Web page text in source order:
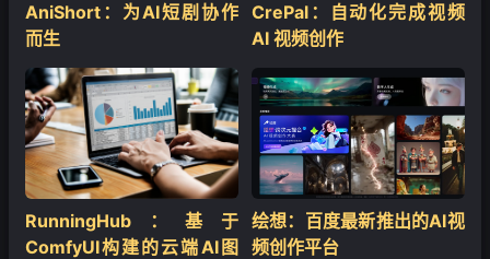
AniShort：为AI短剧协作
而生
CrePal：自动化完成视频
AI 视频创作
RunningHub：基于
ComfyUI构建的云端AI图
绘想：百度最新推出的AI视
频创作平台